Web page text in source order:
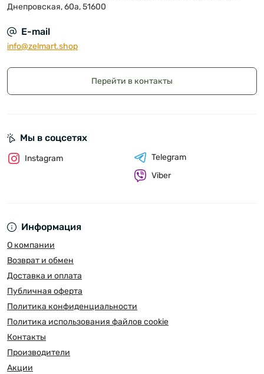
Днепровская, 60а, 51600
E-mail
info@zelmart.shop
Перейти в контакты
Информация
О компании
Возврат и обмен
Доставка и оплата
Публичная оферта
Политика конфиденциальности
Политика использования файлов cookie
Контакты
Производители
Акции
Мы в соцсетях
Instagram
Telegram
Viber